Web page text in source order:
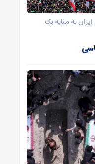
به مثابه یک